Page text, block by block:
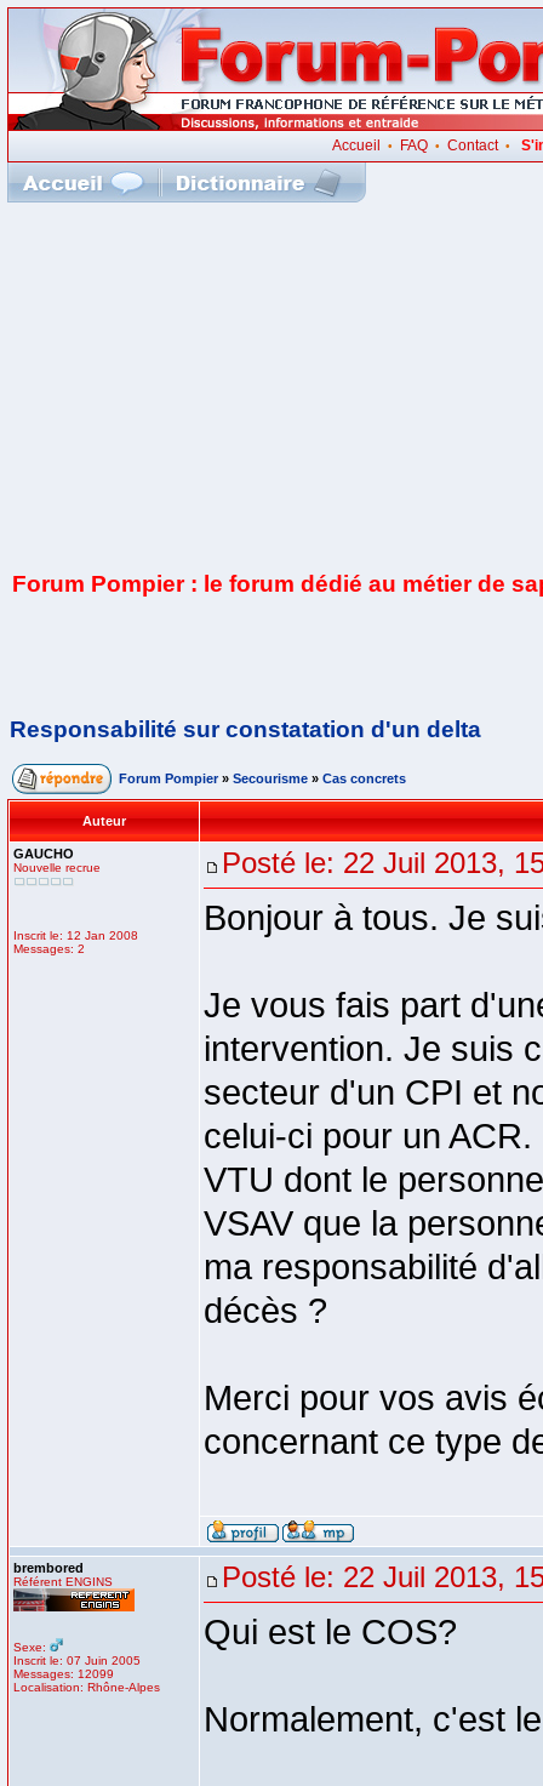
Accueil • FAQ• Contact•
Forum Pompier : le forum dédié au métier de
Responsabilité sur constatation d'un delta
Forum Pompier » Secourisme » Cas concrets
Auteur
GAUCHO
Nouvelle recrue
Inscrit le: 12 Jan 2008
Messages: 2
Posté le: 22 Juil 2013,
Bonjour à tous. Je
Je vous fais part
intervention. Je suis
secteur d'un CPI et
celui-ci pour un
VTU dont le
VSAV que la
ma responsabilité
décès ?
Merci pour vos avis
concernant ce type
brembored
Référent ENGINS
Sexe:
Inscrit le: 07 Juin 2005
Messages: 12099
Localisation: Rhône-Alpes
Posté le: 22 Juil 2013,
Qui est le COS?
Normalement, c'est